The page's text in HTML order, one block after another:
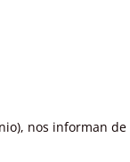
nos informan de